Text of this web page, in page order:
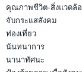
คุณภาพชีวิต-สิ่งแวดล้
จับกระแสสังคม
ท่องเที่ยว
นันทนาการ
นานาทัศนะ